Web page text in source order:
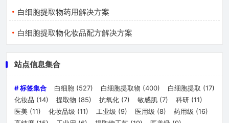
白细胞提取物药用解决方案
白细胞提取物化妆品配方解决方案
站点信息集合
# 标签集合 白细胞 (527) 白细胞提取物 (400) 白细胞提取 (17)
化妆品 (14) 提取物 (85) 抗氧化 (7) 敏感肌 (7) 科研 (11)
医美 (11) 化妆品级 (11) 工业级 (9) 医用级 (8) 药用级 (16)